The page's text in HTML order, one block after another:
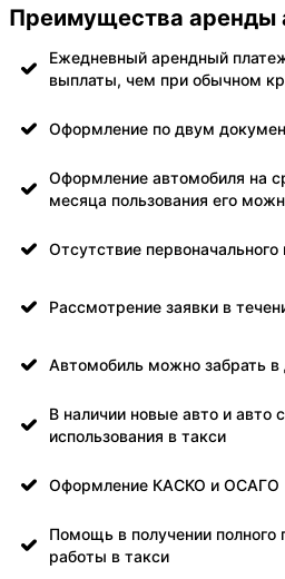
Преимущества аренды
Ежедневный арендный
выплаты, чем при обычном
Оформление по двум
Оформление автомобиля на
месяца пользования его
Отсутствие первоначального
Рассмотрение заявки в
Автомобиль можно забрать
В наличии новые авто и авто
использования в такси
Оформление КАСКО и ОСАГО
Помощь в получении полного
работы в такси